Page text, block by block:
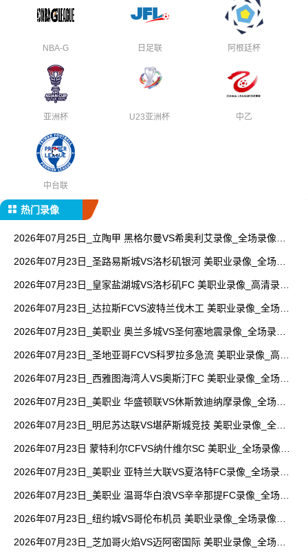
NBA-G 日足联 阿根廷杯
亚洲杯 U23亚洲杯 中乙
中台联
热门录像
2026年07月25日_立陶甲 黑格尔曼VS希奥利艾录像_全场录像
2026年07月23日_圣路易斯城VS洛杉矶银河 美职业录像_全场录
2026年07月23日_皇家盐湖城VS洛杉矶FC 美职业录像_高清录像
2026年07月23日_达拉斯FCVS波特兰伐木工 美职业录像_全场录
2026年07月23日_美职业 奥兰多城VS圣何塞地震录像_全场录像
2026年07月23日_圣地亚哥FCVS科罗拉多急流 美职业录像_高清
2026年07月23日_西雅图海湾人VS奥斯汀FC 美职业录像_全场录
2026年07月23日_美职业 华盛顿联VS休斯敦迪纳摩录像_全场录
2026年07月23日_明尼苏达联VS堪萨斯城竞技 美职业录像_全场
2026年07月23日 蒙特利尔CFVS纳什维尔SC 美职业_全场录像
2026年07月23日_美职业 亚特兰大联VS夏洛特FC录像_全场录像
2026年07月23日_美职业 温哥华白浪VS辛辛那提FC录像_全场录
2026年07月23日_纽约城VS哥伦布机员 美职业录像_全场录像
2026年07月23日_芝加哥火焰VS迈阿密国际 美职业录像_全场录